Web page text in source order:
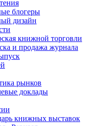
блогеры
дизайн
книжной торговли
и продажа журнала
рынков
доклады
книжных выставок